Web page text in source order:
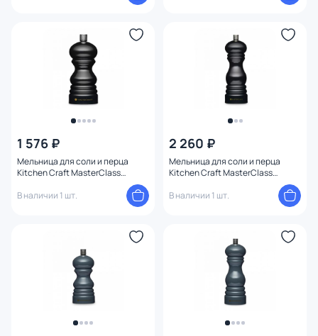
1 576 ₽
Мельница для соли и перца
Kitchen Craft MasterClass
В наличии 1 шт.
2 260 ₽
Мельница для соли и перца
Kitchen Craft MasterClass
В наличии 1 шт.